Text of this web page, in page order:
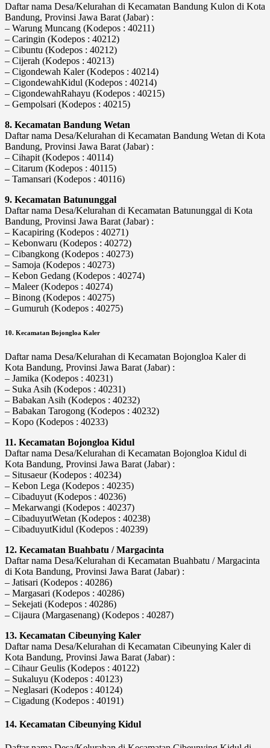
Daftar nama Desa/Kelurahan di Kecamatan Bandung Kulon di Kota
Bandung, Provinsi Jawa Barat (Jabar) :
– Warung Muncang (Kodepos : 40211)
– Caringin (Kodepos : 40212)
– Cibuntu (Kodepos : 40212)
– Cijerah (Kodepos : 40213)
– Cigondewah Kaler (Kodepos : 40214)
– CigondewahKidul (Kodepos : 40214)
– CigondewahRahayu (Kodepos : 40215)
– Gempolsari (Kodepos : 40215)
8. Kecamatan Bandung Wetan
Daftar nama Desa/Kelurahan di Kecamatan Bandung Wetan di Kota
Bandung, Provinsi Jawa Barat (Jabar) :
– Cihapit (Kodepos : 40114)
– Citarum (Kodepos : 40115)
– Tamansari (Kodepos : 40116)
9. Kecamatan Batununggal
Daftar nama Desa/Kelurahan di Kecamatan Batununggal di Kota
Bandung, Provinsi Jawa Barat (Jabar) :
– Kacapiring (Kodepos : 40271)
– Kebonwaru (Kodepos : 40272)
– Cibangkong (Kodepos : 40273)
– Samoja (Kodepos : 40273)
– Kebon Gedang (Kodepos : 40274)
– Maleer (Kodepos : 40274)
– Binong (Kodepos : 40275)
– Gumuruh (Kodepos : 40275)
10. Kecamatan Bojongloa Kaler
Daftar nama Desa/Kelurahan di Kecamatan Bojongloa Kaler di
Kota Bandung, Provinsi Jawa Barat (Jabar) :
– Jamika (Kodepos : 40231)
– Suka Asih (Kodepos : 40231)
– Babakan Asih (Kodepos : 40232)
– Babakan Tarogong (Kodepos : 40232)
– Kopo (Kodepos : 40233)
11. Kecamatan Bojongloa Kidul
Daftar nama Desa/Kelurahan di Kecamatan Bojongloa Kidul di
Kota Bandung, Provinsi Jawa Barat (Jabar) :
– Situsaeur (Kodepos : 40234)
– Kebon Lega (Kodepos : 40235)
– Cibaduyut (Kodepos : 40236)
– Mekarwangi (Kodepos : 40237)
– CibaduyutWetan (Kodepos : 40238)
– CibaduyutKidul (Kodepos : 40239)
12. Kecamatan Buahbatu / Margacinta
Daftar nama Desa/Kelurahan di Kecamatan Buahbatu / Margacinta
di Kota Bandung, Provinsi Jawa Barat (Jabar) :
– Jatisari (Kodepos : 40286)
– Margasari (Kodepos : 40286)
– Sekejati (Kodepos : 40286)
– Cijaura (Margasenang) (Kodepos : 40287)
13. Kecamatan Cibeunying Kaler
Daftar nama Desa/Kelurahan di Kecamatan Cibeunying Kaler di
Kota Bandung, Provinsi Jawa Barat (Jabar) :
– Cihaur Geulis (Kodepos : 40122)
– Sukaluyu (Kodepos : 40123)
– Neglasari (Kodepos : 40124)
– Cigadung (Kodepos : 40191)
14. Kecamatan Cibeunying Kidul